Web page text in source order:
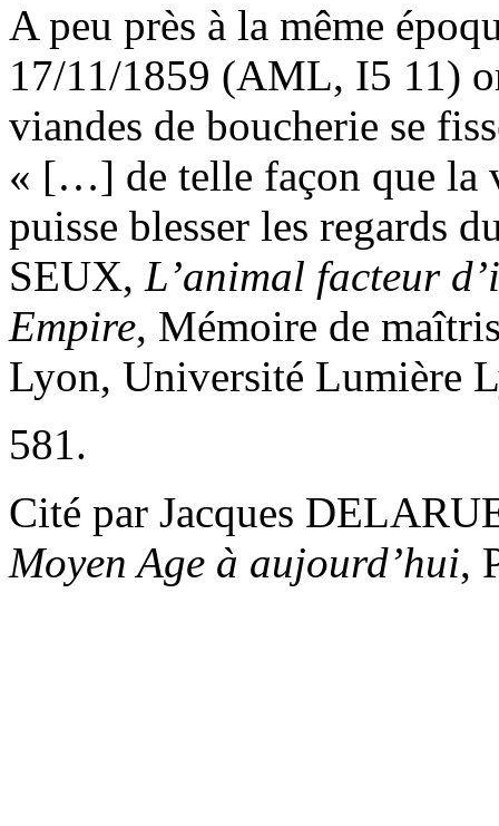
A peu près à la même
17/11/1859 (AML, I5 11)
viandes de boucherie se
« […] de telle façon que la
puisse blesser les regards
SEUX, L’animal facteur
Empire, Mémoire de
Lyon, Université Lumière
581.
Cité par Jacques
Moyen Age à aujourd’hui,